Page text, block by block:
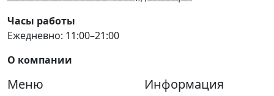
Часы работы
Ежедневно: 11:00–21:00
О компании
Меню Информация